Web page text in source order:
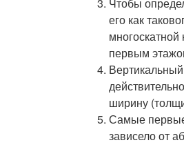
его как
первым
ширину
Самые
зависело от